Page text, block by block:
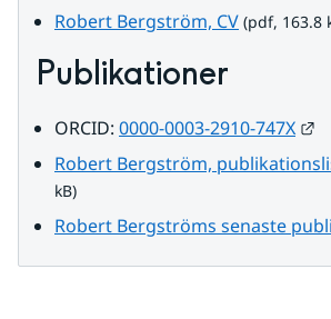
Robert Bergström, CVpdf, 163.8
(pdf, 163.8
Publikationer
ORCID: 0000-0003-2910-747X
Robert Bergström,
kB)
Robert Bergströms senaste